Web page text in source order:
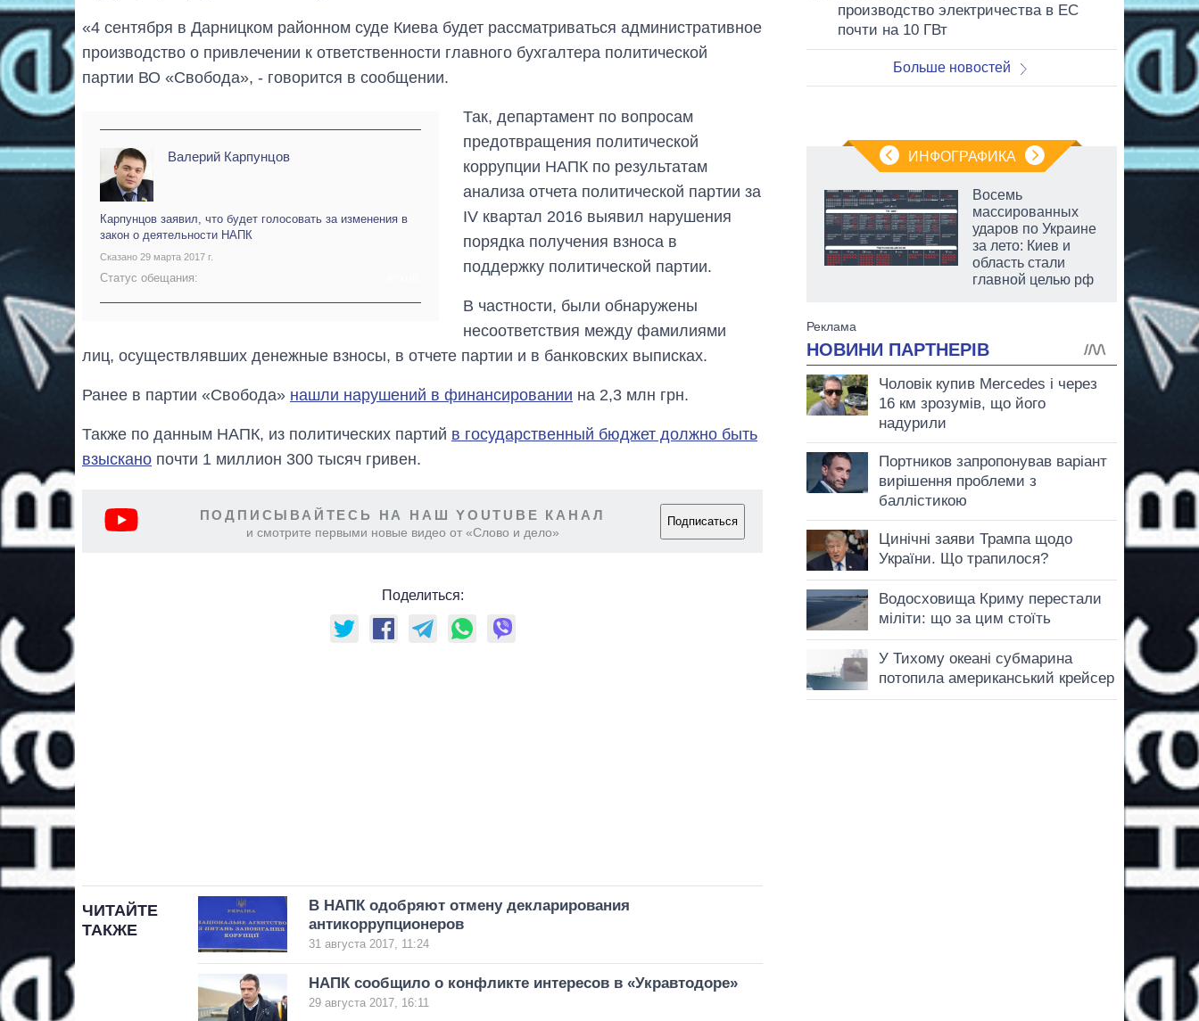
«4 сентября в Дарницком районном суде Киева будет рассматриваться административное
производство о привлечении к ответственности главного бухгалтера политической
партии ВО «Свобода», - говорится в сообщении.
Валерий Карпунцов
Карпунцов заявил, что будет голосовать за изменения в
закон о деятельности НАПК
Сказано 29 марта 2017 г.
Статус обещания:
Так, департамент по вопросам
предотвращения политической
коррупции НАПК по результатам
анализа отчета политической партии за
IV квартал 2016 выявил нарушения
порядка получения взноса в
поддержку политической партии.
В частности, были обнаружены
несоответствия между фамилиями
лиц, осуществлявших денежные взносы, в отчете партии и в банковских выписках.
Ранее в партии «Свобода» нашли нарушений в финансировании на 2,3 млн грн.
Также по данным НАПК, из политических партий в государственный бюджет должно быть
взыскано почти 1 миллион 300 тысяч гривен.
ПОДПИСЫВАЙТЕСЬ НА НАШ YOUTUBE КАНАЛ
и смотрите первыми новые видео от «Слово и дело»
Подписаться
Поделиться:
ЧИТАЙТЕ
ТАКЖЕ
В НАПК одобряют отмену декларирования
антикоррупционеров
31 августа 2017, 11:24
НАПК сообщило о конфликте интересов в «Укравтодоре»
29 августа 2017, 16:11
производство электричества в ЕС
почти на 10 ГВт
Больше новостей
ИНФОГРАФИКА
Экономика ИИ-
гигантов: сколько
стоят и
зарабатывают
OpenAI и Anthropic
Восемь
массированных
ударов по Украине
за лето: Киев и
область стали
главной целью рф